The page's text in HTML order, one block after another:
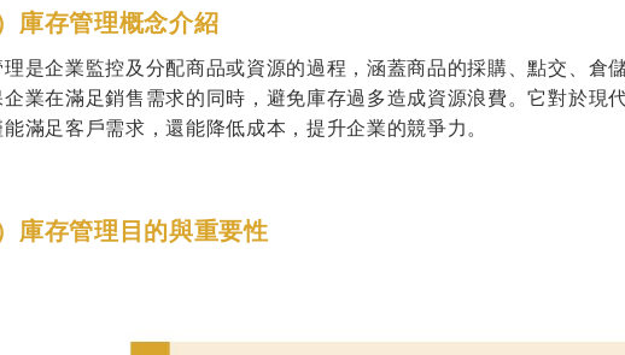
庫存管理概念介紹
理是企業監控及分配商品或資源的過程，涵蓋商品的採購、點交、倉
企業在滿足銷售需求的同時，避免庫存過多造成資源浪費。它對於現
滿足客戶需求，還能降低成本，提升企業的競爭力。
庫存管理目的與重要性